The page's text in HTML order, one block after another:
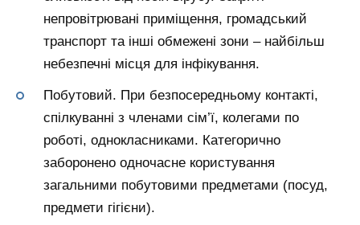
непровітрювані приміщення, громадський
транспорт та інші обмежені зони – найбільш
небезпечні місця для інфікування.
Побутовий. При безпосередньому контакті,
спілкуванні з членами сім’ї, колегами по
роботі, однокласниками. Категорично
заборонено одночасне користування
загальними побутовими предметами (посуд,
предмети гігієни).